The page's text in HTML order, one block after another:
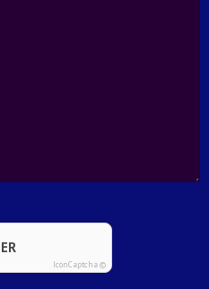
IconCaptcha ©